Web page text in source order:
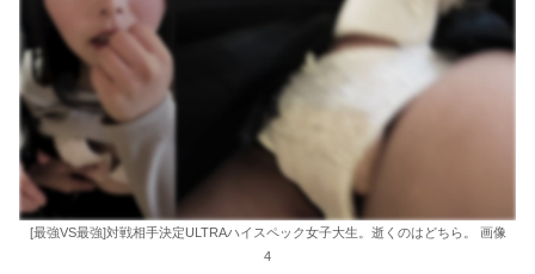
[最強VS最強]対戦相手決定ULTRAハイスペック女子大生。逝くのはどちら。 画像
4